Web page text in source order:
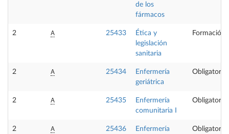
de los
fármacos
2 A 25433
Ética y
legislación
sanitaria
Formación
2 A 25434
Enfermería
geriátrica
Obligatoria
2 A 25435
Enfermería
comunitaria I
Obligatoria
2 A 25436
Enfermería
Obligatoria